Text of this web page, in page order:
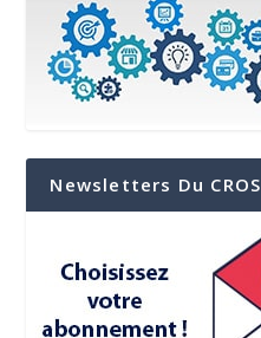
Newsletters Du CROS